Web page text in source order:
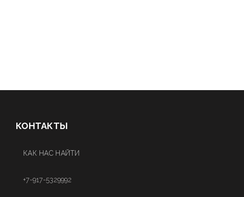
КОНТАКТЫ
КАК НАС НАЙТИ
+7-917-5329992